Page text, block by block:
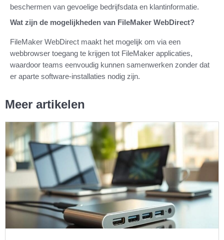
beschermen van gevoelige bedrijfsdata en klantinformatie.
Wat zijn de mogelijkheden van FileMaker WebDirect?
FileMaker WebDirect maakt het mogelijk om via een
webbrowser toegang te krijgen tot FileMaker applicaties,
waardoor teams eenvoudig kunnen samenwerken zonder dat
er aparte software-installaties nodig zijn.
Meer artikelen